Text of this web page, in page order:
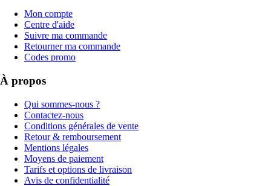
Mon compte
Centre d'aide
Suivre ma commande
Retourner ma commande
Codes promo
À propos
Qui sommes-nous ?
Contactez-nous
Conditions générales de vente
Retour & remboursement
Mentions légales
Moyens de paiement
Tarifs et options de livraison
Avis de confidentialité